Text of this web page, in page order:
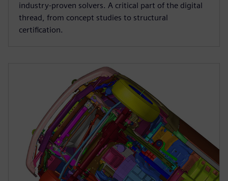
industry-proven solvers. A critical part of the digital
thread, from concept studies to structural
certification.